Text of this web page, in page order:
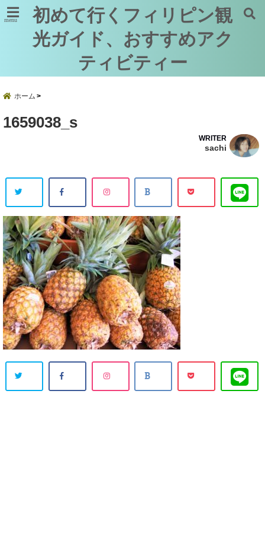
menu
初めて行くフィリピン観
光ガイド、おすすめアク
ティビティー
ホーム
1659038_s
WRITER
sachi